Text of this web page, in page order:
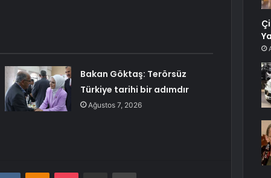
Bakan Göktaş: Terörsüz
Türkiye tarihi bir adımdır
Ağustos 7, 2026
VKontakteOdnoklassniki
Pocket E-Posta ile paylaş Yazdır